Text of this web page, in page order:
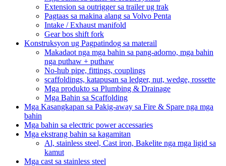
Extension sa outrigger sa trailer ug trak
Pagtaas sa makina alang sa Volvo Penta
Intake / Exhaust manifold
Gear bos shift fork
Konstruksyon ug Pagpatindog sa materail
Makadaot nga mga bahin sa pang-adorno, mga bahin
nga puthaw + puthaw
No-hub pipe, fittings, couplings
scaffoldings, katapusan sa ledger, nut, wedge, rossette
Mga produkto sa Plumbing & Drainage
Mga Bahin sa Scaffolding
Mga Kasangkapan sa Pakig-away sa Fire & Spare nga mga
bahin
Mga bahin sa electtric power accessaries
Mga ekstrang bahin sa kagamitan
Al, stainless steel, Cast iron, Bakelite nga mga ligid sa
kamut
Mga cast sa stainless steel